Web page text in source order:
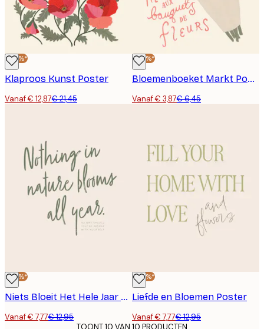
-40%*
Klaproos Kunst Poster
Vanaf € 12,87€ 21,45
-40%*
Bloemenboeket Markt Poster
Vanaf € 3,87€ 6,45
-40%*
Niets Bloeit Het Hele Jaar Door Poster
Vanaf € 7,77€ 12,95
-40%*
Liefde en Bloemen Poster
Vanaf € 7,77€ 12,95
TOONT 10 VAN 10 PRODUCTEN